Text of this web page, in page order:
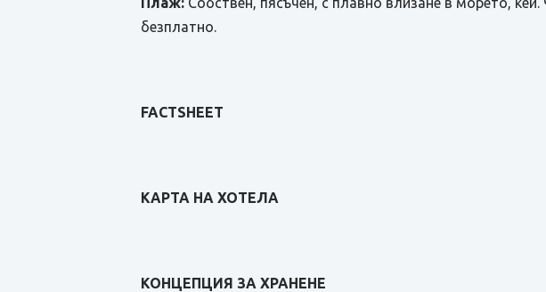
безплатно.
FACTSHEET
КАРТА НА ХОТЕЛА
КОНЦЕПЦИЯ ЗА ХРАНЕНЕ